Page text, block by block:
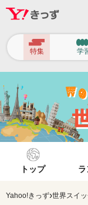
ヘ
ッ
ー
ナ
ビ
シ
特集 学
トップ
Yahoo!きっず›世界スイ